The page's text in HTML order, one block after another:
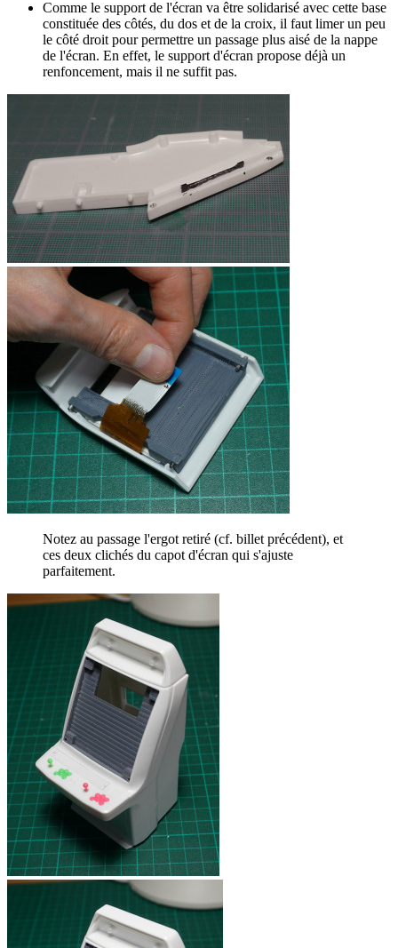
Comme le support de l'écran va être solidarisé avec cette base
constituée des côtés, du dos et de la croix, il faut limer un peu
le côté droit pour permettre un passage plus aisé de la nappe
de l'écran. En effet, le support d'écran propose déjà un
renfoncement, mais il ne suffit pas.
Notez au passage l'ergot retiré (cf. billet précédent), et
ces deux clichés du capot d'écran qui s'ajuste
parfaitement.